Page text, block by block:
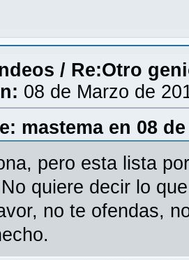
/ Re:Otro
08 de Marzo de
mastema en 08
pero esta lista
quiere decir lo
no te ofendas,